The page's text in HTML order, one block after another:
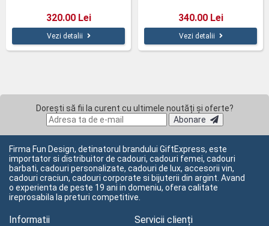
320.00 Lei
Vezi detalii
340.00 Lei
Vezi detalii
Dorești să fii la curent cu ultimele noutăți și oferte?
Abonare
Firma Fun Design, detinatorul brandului GiftExpress, este
importator si distribuitor de cadouri, cadouri femei, cadouri
barbati, cadouri personalizate, cadouri de lux, accesorii vin,
cadouri craciun, cadouri corporate si bijuterii din argint. Avand
o experienta de peste 19 ani in domeniu, ofera calitate
ireprosabila la preturi competitive.
Informatii Servicii clienți